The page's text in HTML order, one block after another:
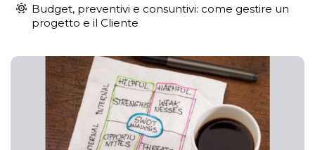
Budget, preventivi e consuntivi: come gestire un
progetto e il Cliente